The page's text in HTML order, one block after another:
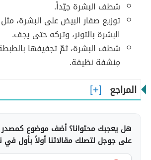
شطف البشرة جيّداً.
توزيع صفار البيض على البشرة،
البشرة بالتونر، وتركه حتى يجف.
شطف البشرة، ثمّ تجفيفها
مِنشفة نظيفة.
المراجع
هل يعجبك محتوانا؟ أضف موضوع
على جوجل لتصلك مقالاتنا أولاً بأول في